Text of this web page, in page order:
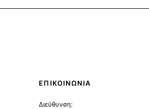
ΕΠΙΚΟΙΝΩΝΙΑ
Διεύθυνση: